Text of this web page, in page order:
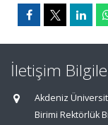
İletişim
Akdeniz
Birimi Rektörlük